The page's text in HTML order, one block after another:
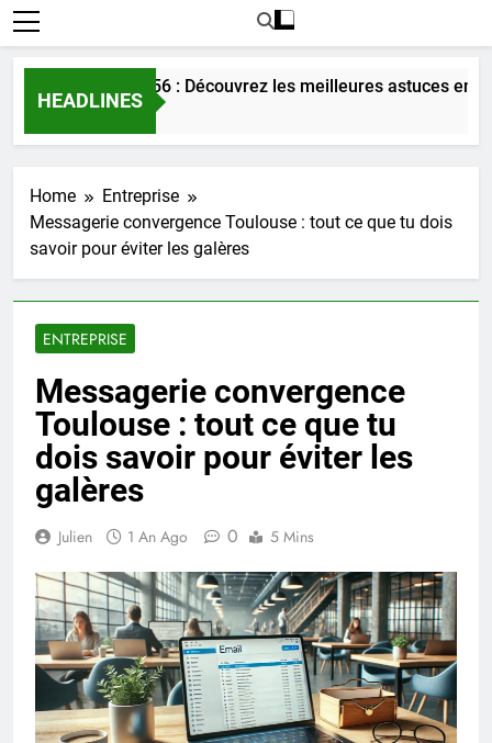
HEADLINES
dans le 56 : Découvrez les meilleures astuces en 2025.
Home
Entreprise
Messagerie convergence Toulouse : tout ce que tu dois
savoir pour éviter les galères
ENTREPRISE
Messagerie convergence
Toulouse : tout ce que tu
dois savoir pour éviter les
galères
Julien 1 An Ago 0 5 Mins